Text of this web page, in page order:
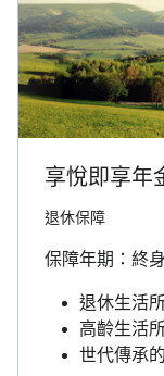
享悅即享年
退休保障
保障年期：終身
退休生活
高齡生活
世代傳承